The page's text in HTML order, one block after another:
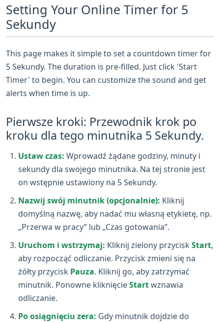
Setting Your Online Timer for 5
Sekundy
This page makes it simple to set a countdown timer for
5 Sekundy. The duration is pre-filled. Just click 'Start
Timer' to begin. You can customize the sound and get
alerts when time is up.
Pierwsze kroki: Przewodnik krok po
kroku dla tego minutnika 5 Sekundy.
Ustaw czas: Wprowadź żądane godziny, minuty i
sekundy dla swojego minutnika. Na tej stronie jest
on wstępnie ustawiony na 5 Sekundy.
Nazwij swój minutnik (opcjonalnie): Kliknij
domyślną nazwę, aby nadać mu własną etykietę, np.
„Przerwa w pracy” lub „Czas gotowania”.
Uruchom i wstrzymaj: Kliknij zielony przycisk Start,
aby rozpocząć odliczanie. Przycisk zmieni się na
żółty przycisk Pauza. Kliknij go, aby zatrzymać
minutnik. Ponowne kliknięcieStartwznawia
odliczanie.
Po osiągnięciu zera: Gdy minutnik dojdzie do